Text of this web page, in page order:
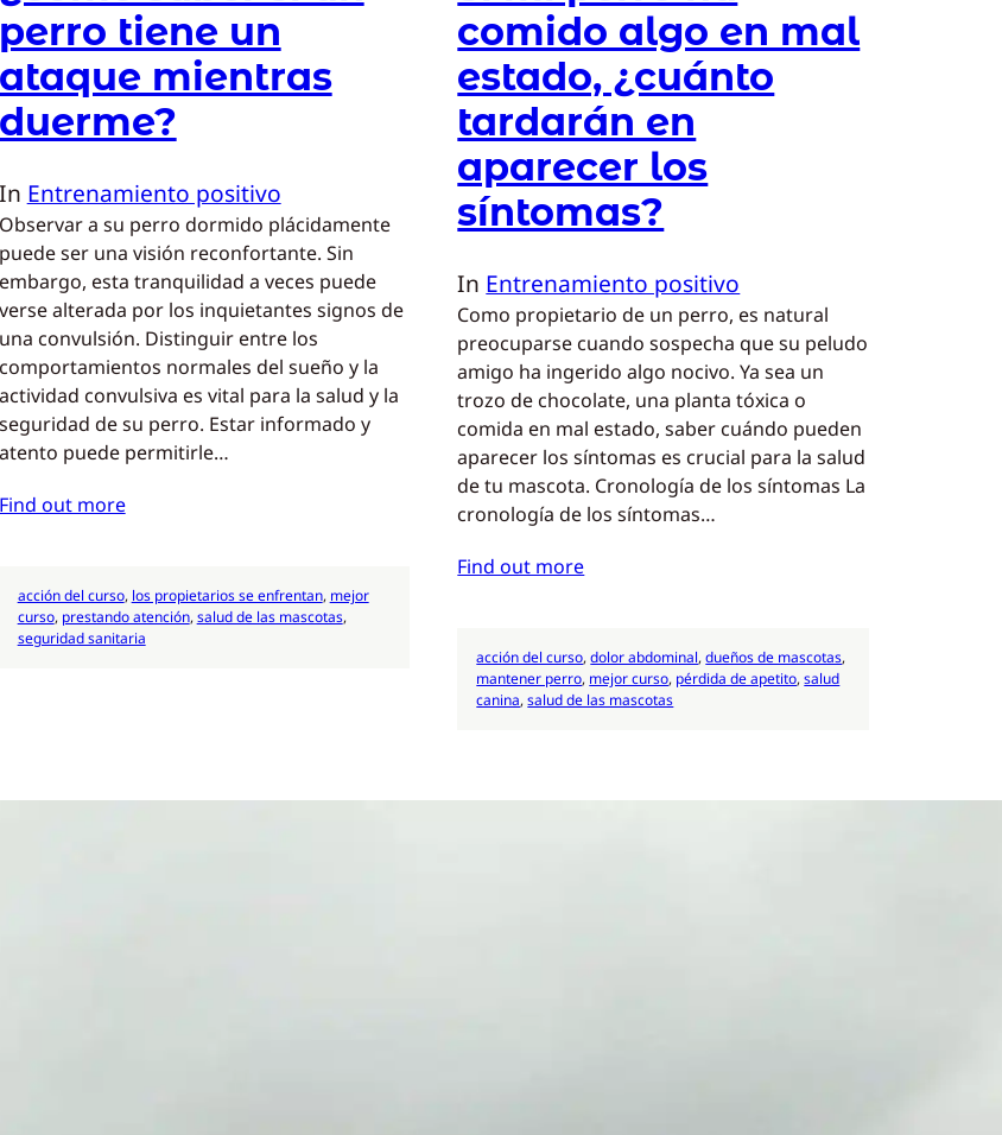
perro tiene un
ataque mientras
duerme?
In Entrenamiento positivo
Observar a su perro dormido plácidamente
puede ser una visión reconfortante. Sin
embargo, esta tranquilidad a veces puede
verse alterada por los inquietantes signos de
una convulsión. Distinguir entre los
comportamientos normales del sueño y la
actividad convulsiva es vital para la salud y la
seguridad de su perro. Estar informado y
atento puede permitirle…
Find out more
acción del curso, los propietarios se enfrentan, mejor
curso, prestando atención, salud de las mascotas
seguridad sanitaria
comido algo en mal
estado, ¿cuánto
tardarán en
aparecer los
síntomas?
In Entrenamiento positivo
Como propietario de un perro, es natural
preocuparse cuando sospecha que su peludo
amigo ha ingerido algo nocivo. Ya sea un
trozo de chocolate, una planta tóxica o
comida en mal estado, saber cuándo pueden
aparecer los síntomas es crucial para la salud
de tu mascota. Cronología de los síntomas La
cronología de los síntomas…
Find out more
acción del curso, dolor abdominal, dueños de mascotas
mantener perro, mejor curso, pérdida de apetito, salud
canina, salud de las mascotas